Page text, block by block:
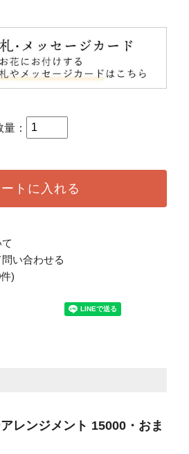
量：
トに入れる
い合わせる
)
レンジメント 15000・おま